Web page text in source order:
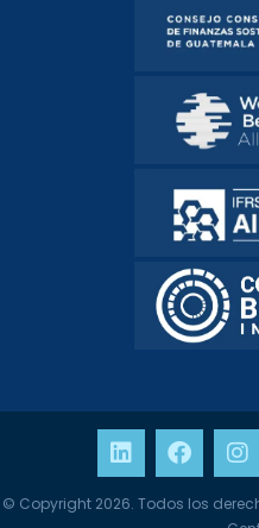
© Copyright 2026. Todos los